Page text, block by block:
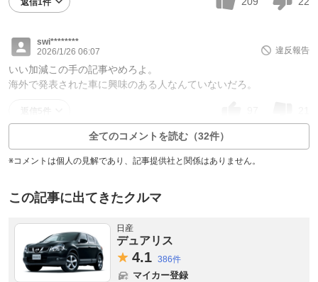
返信1件
swi********
2026/1/26 06:07
違反報告
いい加減この手の記事やめろよ。
海外で発表された車に興味のある人なんていないだろ。
全てのコメントを読む（32件）
※コメントは個人の見解であり、記事提供社と関係はありません。
この記事に出てきたクルマ
日産
デュアリス
4.1 386件
マイカー登録